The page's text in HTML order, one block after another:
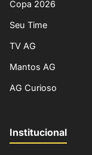
Copa 2026
Seu Time
TV AG
Mantos AG
AG Curioso
Institucional